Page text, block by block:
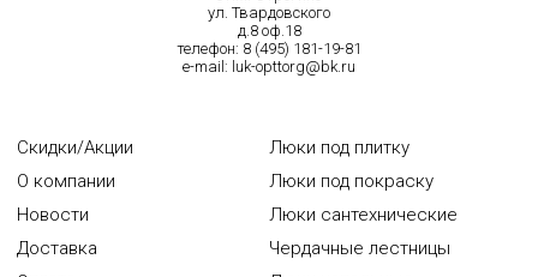
ул. Твардовского
д.8 оф.18
телефон: 8 (495) 181-19-81
e-mail: luk-opttorg@bk.ru
Скидки/Акции
О компании
Новости
Доставка
Люки под плитку
Люки под покраску
Люки сантехнические
Чердачные лестницы